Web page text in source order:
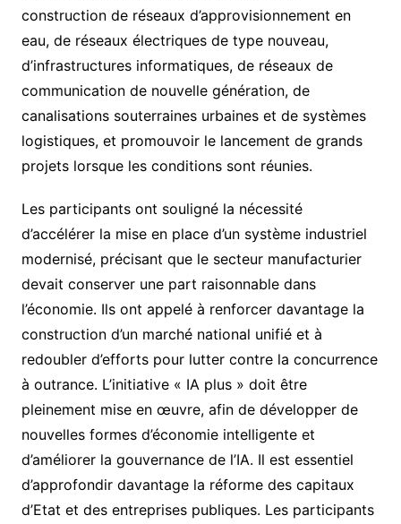
construction de réseaux d’approvisionnement en
eau, de réseaux électriques de type nouveau,
d’infrastructures informatiques, de réseaux de
communication de nouvelle génération, de
canalisations souterraines urbaines et de systèmes
logistiques, et promouvoir le lancement de grands
projets lorsque les conditions sont réunies.
Les participants ont souligné la nécessité
d’accélérer la mise en place d’un système industriel
modernisé, précisant que le secteur manufacturier
devait conserver une part raisonnable dans
l’économie. Ils ont appelé à renforcer davantage la
construction d’un marché national unifié et à
redoubler d’efforts pour lutter contre la concurrence
à outrance. L’initiative « IA plus » doit être
pleinement mise en œuvre, afin de développer de
nouvelles formes d’économie intelligente et
d’améliorer la gouvernance de l’IA. Il est essentiel
d’approfondir davantage la réforme des capitaux
d’Etat et des entreprises publiques. Les participants